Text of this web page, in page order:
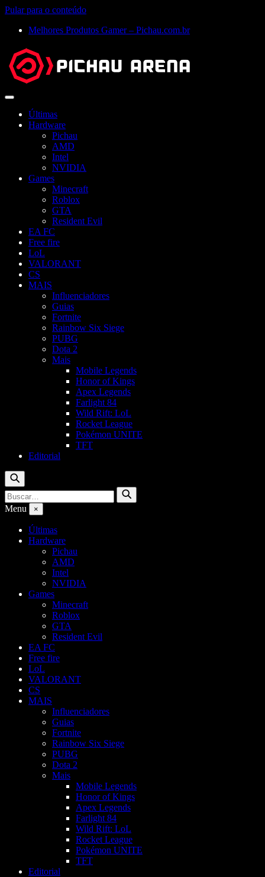
Pular para o conteúdo
Melhores Produtos Gamer – Pichau.com.br
Abrir
Últimas
Hardware
Pichau
AMD
Intel
NVIDIA
Games
Minecraft
Roblox
GTA
Resident Evil
EA FC
Free fire
LoL
VALORANT
CS
MAIS
Influenciadores
Guias
Fortnite
Rainbow Six Siege
PUBG
Dota 2
Mais
Mobile Legends
Honor of Kings
Apex Legends
Farlight 84
Wild Rift: LoL
Rocket League
Pokémon UNITE
TFT
Editorial
Buscar
Buscar
por:
Buscar
Menu ×
Últimas
Hardware
Pichau
AMD
Intel
NVIDIA
Games
Minecraft
Roblox
GTA
Resident Evil
EA FC
Free fire
LoL
VALORANT
CS
MAIS
Influenciadores
Guias
Fortnite
Rainbow Six Siege
PUBG
Dota 2
Mais
Mobile Legends
Honor of Kings
Apex Legends
Farlight 84
Wild Rift: LoL
Rocket League
Pokémon UNITE
TFT
Editorial